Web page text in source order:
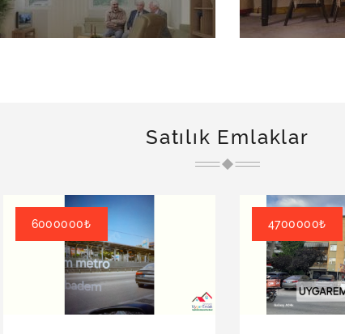
Satılık Emlaklar
6000000₺ 4700000₺